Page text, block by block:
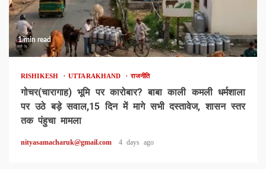
1 min read
RISHIKESH UTTARAKHAND राजनीति
गोचर(चारागाह) भूमि पर कारोबार? बाबा काली कमली धर्मशाला
पर उठे बड़े सवाल,15 दिन में मागे सभी दस्तावेज, शासन स्तर
तक पंहुचा मामला
nityasamacharuk@gmail.com 4 days ago